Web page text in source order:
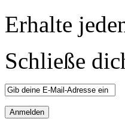
Erhalte
Schließe